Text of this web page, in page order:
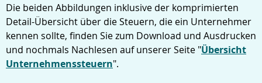
Die beiden Abbildungen inklusive der komprimierten
Detail-Übersicht über die Steuern, die ein Unternehmer
kennen sollte, finden Sie zum Download und Ausdrucken
und nochmals Nachlesen auf unserer Seite "Übersicht
Unternehmenssteuern".